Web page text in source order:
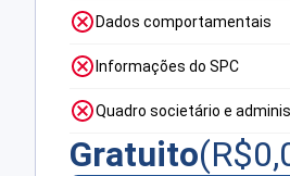
Dados comportamentais
Informações do SPC
Quadro societário e
Gratuito(R$